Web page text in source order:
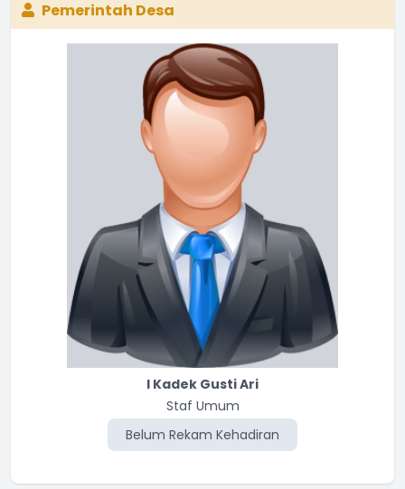
Pemerintah Desa
I Kadek Gusti Ari
Staf Umum
Belum Rekam Kehadiran